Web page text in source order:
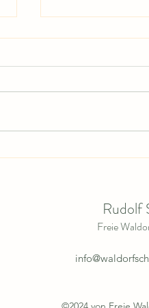
Rudolf
Freie